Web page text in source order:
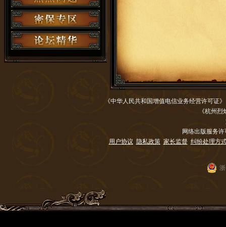
《中华人民共和国增值电信业务经营许可证
《杭州
网络出版服务
用户协议 隐私政策 家长监督 纠纷处理方